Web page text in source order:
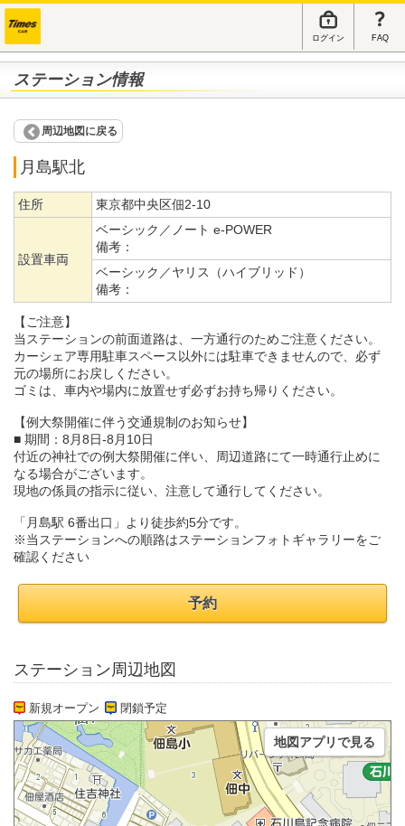
ログイン FAQ
ステーション情報
周辺地図に戻る
月島駅北
住所 東京都中央区佃2-10
設置車両
ベーシック／ノート e-POWER
備考：
ベーシック／ヤリス（ハイブリッド）
備考：
【ご注意】
当ステーションの前面道路は、一方通行のためご注意ください。
カーシェア専用駐車スペース以外には駐車できませんので、必ず
元の場所にお戻しください。
ゴミは、車内や場内に放置せず必ずお持ち帰りください。
【例大祭開催に伴う交通規制のお知らせ】
■ 期間：8月8日-8月10日
付近の神社での例大祭開催に伴い、周辺道路にて一時通行止めに
なる場合がございます。
現地の係員の指示に従い、注意して通行してください。
「月島駅 6番出口」より徒歩約5分です。
※当ステーションへの順路はステーションフォトギャラリーをご
確認ください
予約
ステーション周辺地図
新規オープン 閉鎖予定
地図アプリで見る